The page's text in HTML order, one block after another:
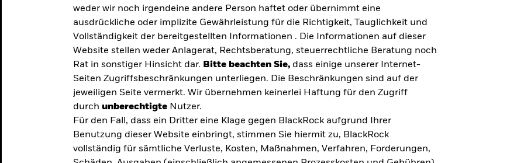
weder wir noch irgendeine andere Person haftet oder übernimmt eine
ausdrückliche oder implizite Gewährleistung für die Richtigkeit, Tauglichkeit und
Vollständigkeit der bereitgestellten Informationen . Die Informationen auf dieser
Website stellen weder Anlagerat, Rechtsberatung, steuerrechtliche Beratung noch
Rat in sonstiger Hinsicht dar. Bitte beachten Sie, dass einige unserer Internet-
Seiten Zugriffsbeschränkungen unterliegen. Die Beschränkungen sind auf der
jeweiligen Seite vermerkt. Wir übernehmen keinerlei Haftung für den Zugriff
durch unberechtigte Nutzer.
Für den Fall, dass ein Dritter eine Klage gegen BlackRock aufgrund Ihrer
Benutzung dieser Website einbringt, stimmen Sie hiermit zu, BlackRock
vollständig für sämtliche Verluste, Kosten, Maßnahmen, Verfahren, Forderungen,